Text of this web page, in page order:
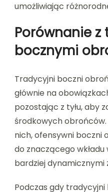
umożliwiając
Porównanie
bocznymi
Tradycyjni boczni
głównie na
pozostając z tyłu, aby
środkowych
nich, ofensywni boczni
do znaczącego
bardziej dynamicznymi
Podczas gdy